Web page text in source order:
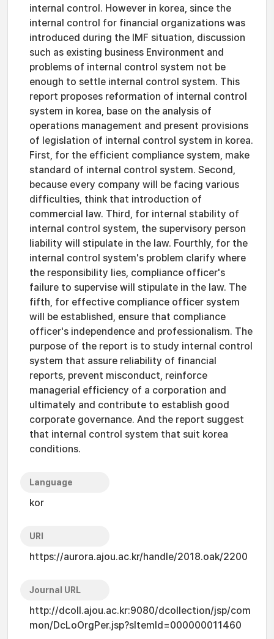
internal control. However in korea, since the
internal control for financial organizations was
introduced during the IMF situation, discussion
such as existing business Environment and
problems of internal control system not be
enough to settle internal control system. This
report proposes reformation of internal control
system in korea, base on the analysis of
operations management and present provisions
of legislation of internal control system in korea.
First, for the efficient compliance system, make
standard of internal control system. Second,
because every company will be facing various
difficulties, think that introduction of
commercial law. Third, for internal stability of
internal control system, the supervisory person
liability will stipulate in the law. Fourthly, for the
internal control system's problem clarify where
the responsibility lies, compliance officer's
failure to supervise will stipulate in the law. The
fifth, for effective compliance officer system
will be established, ensure that compliance
officer's independence and professionalism. The
purpose of the report is to study internal control
system that assure reliability of financial
reports, prevent misconduct, reinforce
managerial efficiency of a corporation and
ultimately and contribute to establish good
corporate governance. And the report suggest
that internal control system that suit korea
conditions.
Language
kor
URI
https://aurora.ajou.ac.kr/handle/2018.oak/2200
Journal URL
http://dcoll.ajou.ac.kr:9080/dcollection/jsp/com
mon/DcLoOrgPer.jsp?sItemId=000000011460